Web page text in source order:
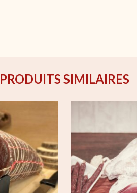
PRODUITS SIMILAIRES